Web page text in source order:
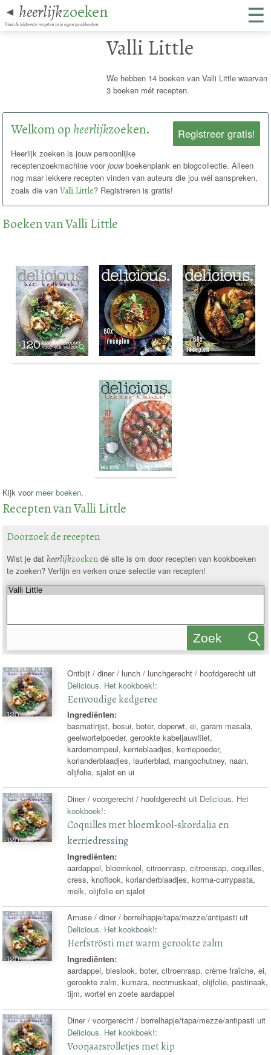
◄ heerlijkzoeken
Vind de lekkerste recepten in je eigen kookboeken. ☰
Valli Little
We hebben 14 boeken van Valli Little waarvan
3 boeken mét recepten.
Registreer gratis!
Welkom op heerlijkzoeken.
Heerlijk zoeken is jouw persoonlijke
receptenzoekmachine voorjouwboekenplank en blogcollectie. Alleen
nog maar lekkere recepten vinden van auteurs die jou wél aanspreken,
zoals die vanValli Little? Registreren is gratis!
Boeken van Valli Little
Kijk voor meer boeken.
Recepten van Valli Little
Doorzoek de recepten
Wist je dat heerlijkzoekendé site is om door recepten van kookboeken
te zoeken? Verfijn en verken onze selectie van recepten!
Zoek
Ontbijt / diner / lunch / lunchgerecht / hoofdgerecht uit
Delicious. Het kookboek!:
Eenvoudige kedgeree
Ingrediënten:
basmatirijst, bosui, boter, doperwt, ei, garam masala,
geelwortelpoeder, gerookte kabeljauwfilet,
kardemompeul, kerrieblaadjes, kerriepoeder,
korianderblaadjes, laurierblad, mangochutney, naan,
olijfolie, sjalot en ui
Diner / voorgerecht / hoofdgerecht uit Delicious. Het
kookboek!:
Coquilles met bloemkool-skordalia en
kerriedressing
Ingrediënten:
aardappel, bloemkool, citroenrasp, citroensap, coquilles,
cress, knoflook, korianderblaadjes, korma-currypasta,
melk, olijfolie en sjalot
Amuse / diner / borrelhapje/tapa/mezze/antipasti uit
Delicious. Het kookboek!:
Herfströsti met warm gerookte zalm
Ingrediënten:
aardappel, bieslook, boter, citroenrasp, crème fraîche, ei,
gerookte zalm, kumara, nootmuskaat, olijfolie, pastinaak,
tijm, wortel en zoete aardappel
Diner / voorgerecht / borrelhapje/tapa/mezze/antipasti uit
Delicious. Het kookboek!:
Voorjaarsrolletjes met kip